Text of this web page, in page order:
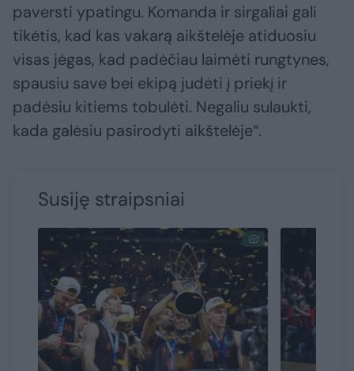
paversti ypatingu. Komanda ir sirgaliai gali
tikėtis, kad kas vakarą aikštelėje atiduosiu
visas jėgas, kad padėčiau laimėti rungtynes,
spausiu save bei ekipą judėti į priekį ir
padėsiu kitiems tobulėti. Negaliu sulaukti,
kada galėsiu pasirodyti aikštelėje“.
Susiję straipsniai